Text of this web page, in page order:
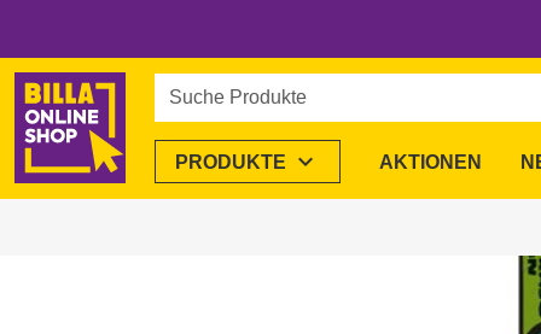
Suche Produkte
PRODUKTE expand_more AKTIONEN